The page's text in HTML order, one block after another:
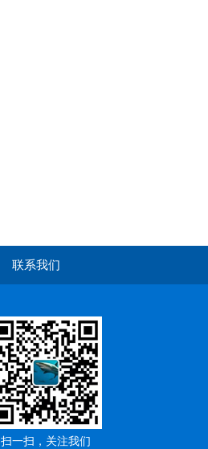
联系我们
扫一扫，关注我们